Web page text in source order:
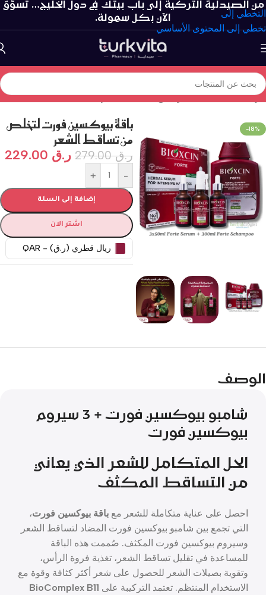
التخطي إلى
تخطي إلى المحتوى الأساسي
من الصيدلية التركية إلى باب بيتك في دول الخليج… تسوّق
الآن بكل سهولة.
الرئيسية/العناية بالشعر/علاج تساقط الشعر
-18% باقة بيوكسين فورت لتخلص
من تساقط الشعر
ر.ق279.00 ر.ق
-
+
إضافة إلى السلة
اشتر الان
ريال قطري (ر.ق) - QAR
الوصف
شامبو بيوكسين فورت + 3 سيروم
بيوكسين فورت
الحل المتكامل للشعر الذي يعاني
من التساقط المكثف
احصل على عناية متكاملة للشعر مع باقة بيوكسين فورت،
التي تجمع بين شامبو بيوكسين فورت المضاد لتساقط الشعر
وسيروم بيوكسين فورت المكثف. صُممت هذه الباقة
للمساعدة في تقليل تساقط الشعر، تغذية فروة الرأس،
وتقوية بصيلات الشعر للحصول على شعر أكثر كثافة وقوة مع
الاستخدام المنتظم. تعتمد التركيبة على BioComplex B11